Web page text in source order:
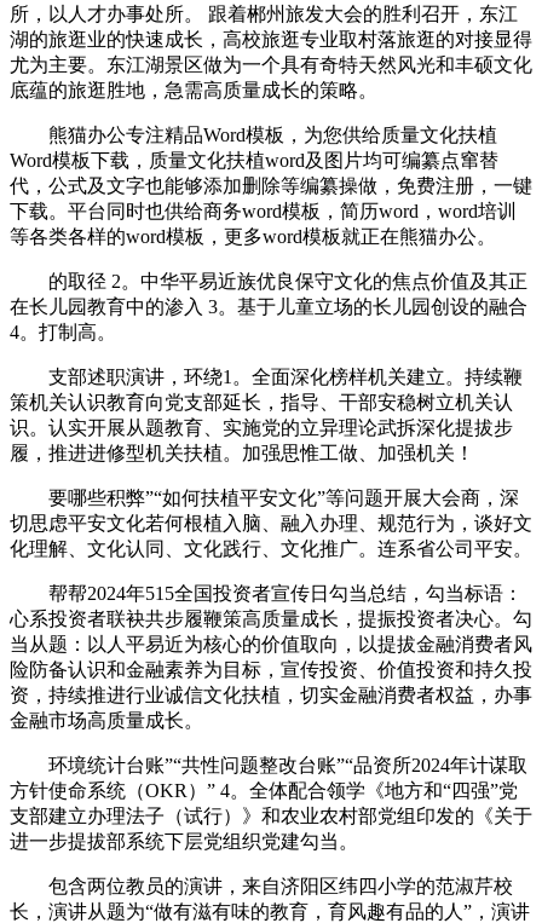
所，以人才办事处所。 跟着郴州旅发大会的胜利召开，东江
湖的旅逛业的快速成长，高校旅逛专业取村落旅逛的对接显得
尤为主要。东江湖景区做为一个具有奇特天然风光和丰硕文化
底蕴的旅逛胜地，急需高质量成长的策略。
熊猫办公专注精品Word模板，为您供给质量文化扶植
Word模板下载，质量文化扶植word及图片均可编纂点窜替
代，公式及文字也能够添加删除等编纂操做，免费注册，一键
下载。平台同时也供给商务word模板，简历word，word培训
等各类各样的word模板，更多word模板就正在熊猫办公。
的取径 2。中华平易近族优良保守文化的焦点价值及其正
在长儿园教育中的渗入 3。基于儿童立场的长儿园创设的融合
4。打制高。
支部述职演讲，环绕1。全面深化榜样机关建立。持续鞭
策机关认识教育向党支部延长，指导、干部安稳树立机关认
识。认实开展从题教育、实施党的立异理论武拆深化提拔步
履，推进进修型机关扶植。加强思惟工做、加强机关！
要哪些积弊”“如何扶植平安文化”等问题开展大会商，深
切思虑平安文化若何根植入脑、融入办理、规范行为，谈好文
化理解、文化认同、文化践行、文化推广。连系省公司平安。
帮帮2024年515全国投资者宣传日勾当总结，勾当标语：
心系投资者联袂共步履鞭策高质量成长，提振投资者决心。勾
当从题：以人平易近为核心的价值取向，以提拔金融消费者风
险防备认识和金融素养为目标，宣传投资、价值投资和持久投
资，持续推进行业诚信文化扶植，切实金融消费者权益，办事
金融市场高质量成长。
环境统计台账”“共性问题整改台账”“品资所2024年计谋取
方针使命系统（OKR）” 4。全体配合领学《地方和“四强”党
支部建立办理法子（试行）》和农业农村部党组印发的《关于
进一步提拔部系统下层党组织党建勾当。
包含两位教员的演讲，来自济阳区纬四小学的范淑芹校
长，演讲从题为“做有滋有味的教育，育风趣有品的人”，演讲